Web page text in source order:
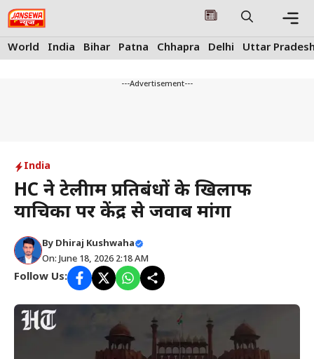
Skip
to
content
World India Bihar Patna Chhapra Delhi Uttar
---Advertisement---
India
HC ने टेलीग्राम प्रतिबंधों के खिलाफ
याचिका पर केंद्र से जवाब मांगा
By Dhiraj Kushwaha
On: June 18, 2026 2:18 AM
Follow Us: